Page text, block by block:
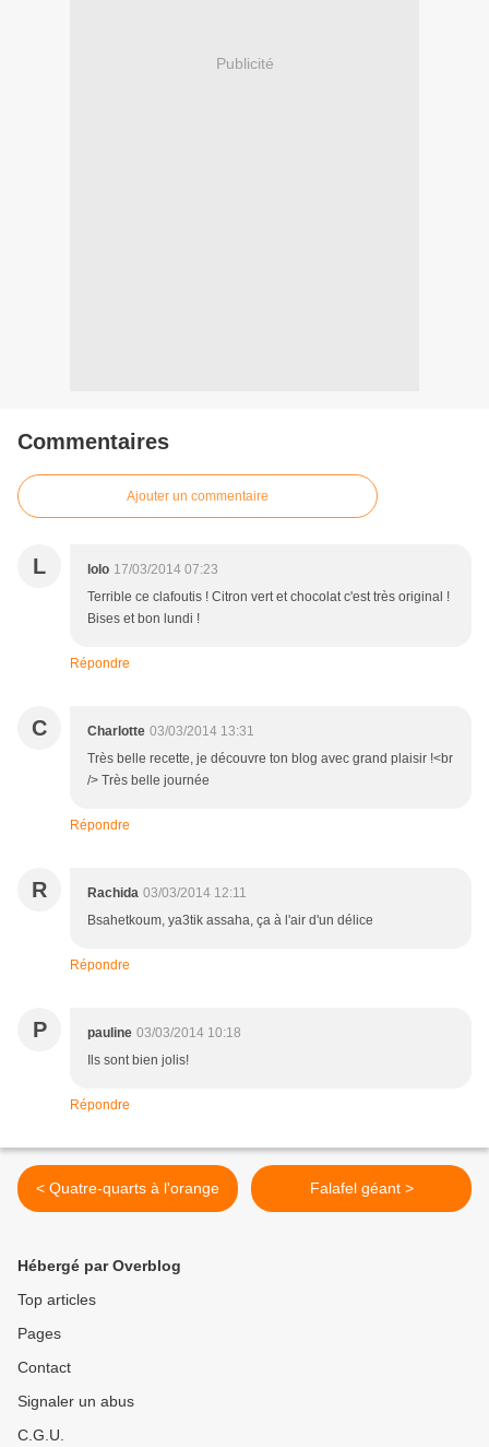
Publicité
Commentaires
Ajouter un commentaire
L lolo 17/03/2014 07:23
Terrible ce clafoutis ! Citron vert et chocolat c'est très original !
Bises et bon lundi !
Répondre
C Charlotte 03/03/2014 13:31
Très belle recette, je découvre ton blog avec grand plaisir !<br
/> Très belle journée
Répondre
R Rachida 03/03/2014 12:11
Bsahetkoum, ya3tik assaha, ça à l'air d'un délice
Répondre
P pauline 03/03/2014 10:18
Ils sont bien jolis!
Répondre
< Quatre-quarts à l'orange Falafel géant >
Hébergé par Overblog
Top articles
Pages
Contact
Signaler un abus
C.G.U.